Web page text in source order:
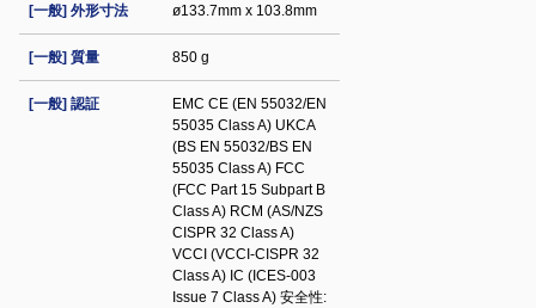
[一般] 外形寸法 ø133.7mm x 103.8mm
[一般] 質量 850 g
[一般] 認証
EMC CE (EN 55032/EN
55035 Class A) UKCA
(BS EN 55032/BS EN
55035 Class A) FCC
(FCC Part 15 Subpart B
Class A) RCM (AS/NZS
CISPR 32 Class A)
VCCI (VCCI-CISPR 32
Class A) IC (ICES-003
Issue 7 Class A) 安全性: